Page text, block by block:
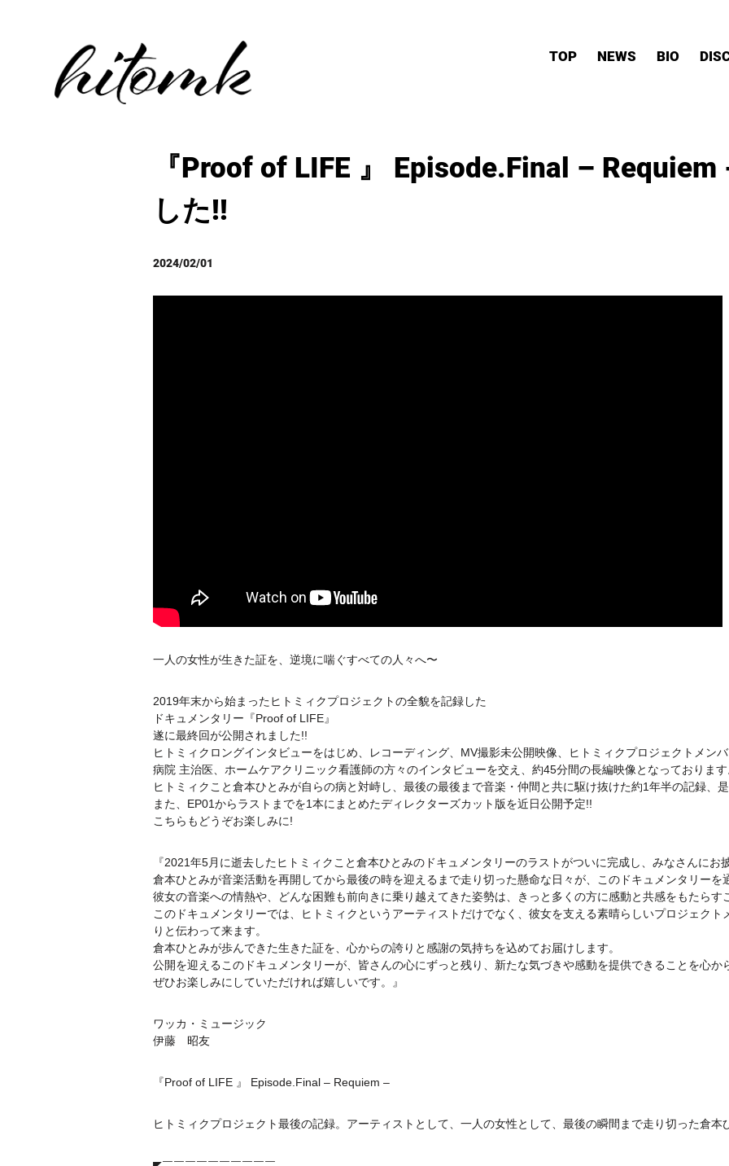
TOP NEWS BIO
『Proof of LIFE 』 Episode.Final –
した!!
2024/02/01
一人の女性が生きた証を、逆境に喘ぐすべての人々へ〜
2019年末から始まったヒトミィクプロジェクトの全貌を記録した
ドキュメンタリー『Proof of LIFE』
遂に最終回が公開されました!!
ヒトミィクロングインタビューをはじめ、レコーディング、MV撮影未公開映像、ヒトミィクプロジェクトメン
病院 主治医、ホームケアクリニック看護師の方々のインタビューを交え、約45分間の長編映像となっておりま
ヒトミィクこと倉本ひとみが自らの病と対峙し、最後の最後まで音楽・仲間と共に駆け抜けた約1年半の記録、
また、EP01からラストまでを1本にまとめたディレクターズカット版を近日公開予定!!
こちらもどうぞお楽しみに!
『2021年5月に逝去したヒトミィクこと倉本ひとみのドキュメンタリーのラストがついに完成し、みなさんにお
倉本ひとみが音楽活動を再開してから最後の時を迎えるまで走り切った懸命な日々が、このドキュメンタリー
彼女の音楽への情熱や、どんな困難も前向きに乗り越えてきた姿勢は、きっと多くの方に感動と共感をもたらす
このドキュメンタリーでは、ヒトミィクというアーティストだけでなく、彼女を支える素晴らしいプロジェク
りと伝わって来ます。
倉本ひとみが歩んできた生きた証を、心からの誇りと感謝の気持ちを込めてお届けします。
公開を迎えるこのドキュメンタリーが、皆さんの心にずっと残り、新たな気づきや感動を提供できることを心か
ぜひお楽しみにしていただければ嬉しいです。』
ワッカ・ミュージック
伊藤 昭友
『Proof of LIFE 』 Episode.Final – Requiem –
ヒトミィクプロジェクト最後の記録。アーティストとして、一人の女性として、最後の瞬間まで走り切った倉